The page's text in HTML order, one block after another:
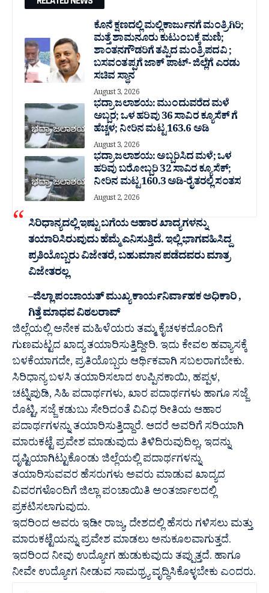
ಕೊನೆ ಕ್ಷಣದಲ್ಲಿ ಮಲ್ಲಿಕಾರ್ಜುನಗೆ ಮಂತ್ರಿಗಿರಿ;
ಮತ್ತೆ ಶಾಮನೂರು ಕುಟುಂಬಕ್ಕೆ ಮಣಿ;
ಶಾಂತನಗೌಡರಿಗೆ ತಪ್ಪಿದ ಮಂತ್ರಿ ಪದವಿ ;
ಬಸವಂತಪ್ಪಗೆ ಜಾಕ್ ಪಾಟ್- ಜಿಲ್ಲೆಗೆ ಎರಡು
ಸಚಿವ ಸ್ಥಾನ
August 3, 2026
ಭದ್ರಾ ಜಲಾಶಯ: ಮುಂದುವರೆದ ಮಳೆ
ಅಬ್ಬರ; ಒಳ ಹರಿವು 36 ಸಾವಿರ‌ ಕ್ಯೂಸೆಕ್ ಗೆ
ಹೆಚ್ಚಳ; ನೀರಿನ ಮಟ್ಟ 163.6 ಅಡಿ
August 3, 2026
ಭದ್ರಾ ಜಲಾಶಯ: ಅಬ್ಬರಿಸಿದ ಮಳೆ; ಒಳ
ಹರಿವು ಬರೋಬ್ಬರಿ 32 ಸಾವಿರ‌ ಕ್ಯೂಸೆಕ್;
ನೀರಿನ ಮಟ್ಟ 160.3 ಅಡಿ-ರೈತರಲ್ಲಿ ಸಂತಸ
August 2, 2026
ಸಿರಿಧಾನ್ಯದಲ್ಲಿ ಇಷ್ಟು ಬಗೆಯ ಆಹಾರ ಖಾದ್ಯಗಳನ್ನು
ತಯಾರಿಸಿರುವುದು ಹೆಮ್ಮೆ ಎನಿಸುತ್ತಿದೆ. ಇಲ್ಲಿ ಭಾಗವಹಿಸಿದ್ದ
ಪ್ರತಿಯೊಬ್ಬರು ವಿಜೇತರೆ, ಬಹುಮಾನ ಪಡೆದವರು ಮಾತ್ರ
ವಿಜೇತರಲ್ಲ
–ಜಿಲ್ಲಾ ಪಂಚಾಯತ್ ಮುಖ್ಯ ಕಾರ್ಯನಿರ್ವಾಹಕ ಅಧಿಕಾರಿ ,
ಗಿತ್ತೆ ಮಾಧವ ವಿಠಲರಾವ್
ಜಿಲ್ಲೆಯಲ್ಲಿ ಅನೇಕ ಮಹಿಳೆಯರು ತಮ್ಮ ಕೈಚಳಕದೊಂದಿಗೆ
ಗುಣಮಟ್ಟದ ಖಾದ್ಯ ತಯಾರಿಸುತ್ತಿದ್ದೀರಿ. ಇದು ಕೇವಲ ಹವ್ಯಾಸಕ್ಕೆ
ಬಳಕೆಯಾಗದೇ, ಪ್ರತಿಯೊಬ್ಬರು ಆರ್ಥಿಕವಾಗಿ ಸಬಲರಾಗಬೇಕು.
ಸಿರಿಧಾನ್ಯ ಬಳಸಿ ತಯಾರಿಸಲಾದ ಉಪ್ಪಿನಕಾಯಿ, ಹಪ್ಪಳ,
ಚಟ್ನಿಪುಡಿ, ಸಿಹಿ ಪದಾರ್ಥಗಳು, ಖಾರ ಪದಾರ್ಥಗಳು ಹಾಗೂ ಸಜ್ಜೆ
ರೊಟ್ಟಿ, ಸಜ್ಜೆ ಕಡುಬು ಸೇರಿದಂತೆ ವಿವಿಧ ರೀತಿಯ ಆಹಾರ
ಪದಾರ್ಥಗಳನ್ನು ತಯಾರಿಸುತ್ತಿದ್ದಾರೆ. ಆದರೆ ಅವರಿಗೆ ಸರಿಯಾಗಿ
ಮಾರುಕಟ್ಟೆ ಪ್ರವೇಶ ಮಾಡುವುದು ತಿಳಿದಿರುವುದಿಲ್ಲ, ಇದನ್ನು
ದೃಷ್ಟಿಯಾಗಿಟ್ಟುಕೊಂಡು ಜಿಲ್ಲೆಯಲ್ಲಿ ಪದಾರ್ಥಗಳನ್ನು
ತಯಾರಿಸುವವರ ಹೆಸರುಗಳು ಅವರು ಮಾಡುವ ಖಾದ್ಯದ
ವಿವರಗಳೊಂದಿಗೆ ಜಿಲ್ಲಾ ಪಂಚಾಯಿತಿ ಅಂತರ್ಜಾಲದಲ್ಲಿ
ಪ್ರಕಟಿಸಲಾಗುವುದು.
ಇದರಿಂದ ಅವರು ಇಡೀ ರಾಜ್ಯ, ದೇಶದಲ್ಲಿ ಹೆಸರು ಗಳಿಸಲು ಮತ್ತು
ಮಾರುಕಟ್ಟೆಯನ್ನು ಪ್ರವೇಶ ಮಾಡಲು ಅನುಕೂಲವಾಗುತ್ತದೆ.
ಇದರಿಂದ ನೀವು ಉದ್ಯೋಗ ಹುಡುಕುವುದು ತಪ್ಪುತ್ತದೆ. ಹಾಗೂ
ನೀವೇ ಉದ್ಯೋಗ ನೀಡುವ ಸಾಮಥ್ರ್ಯ ವೃದ್ಧಿಸಿಕೊಳ್ಳಬೇಕು ಎಂದರು.